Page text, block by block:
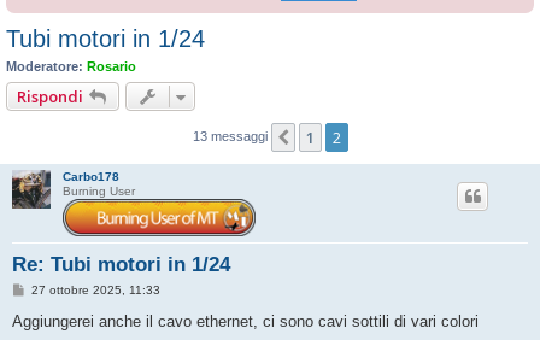
Tubi motori in 1/24
Moderatore: Rosario
Rispondi
13 messaggi Precedente
1 2
Carbo178
Burning User
Re: Tubi motori in 1/24
M
s
s
27 ottobre 2025, 11:33
Aggiungerei anche il cavo ethernet, ci sono cavi sottili di vari colori